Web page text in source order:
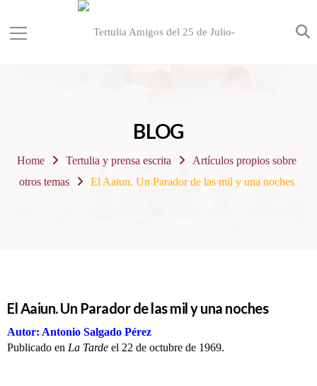
BLOG
Home Tertulia y prensa escrita
Artículos propios sobre
otros temas
El Aaiun. Un Parador de las mil y una noches
El Aaiun. Un Parador de las mil y una noches
Autor: Antonio Salgado Pérez
Publicado en La Tarde el 22 de octubre de 1969.